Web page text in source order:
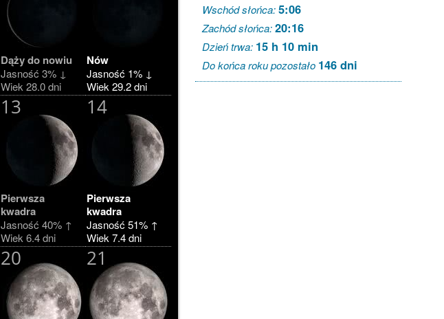
Dąży do nowiu
Jasność 3% ↓
Wiek 28.0 dni
Nów
Jasność 1% ↓
Wiek 29.2 dni
13
Pierwsza
kwadra
Jasność 40% ↑
Wiek 6.4 dni
14
Pierwsza
kwadra
Jasność 51% ↑
Wiek 7.4 dni
20 21
Wschód słońca:5:06
Zachód słońca:20:16
Dzień trwa: 15 h 10 min
Do końca roku pozostało 146 dni